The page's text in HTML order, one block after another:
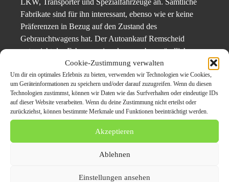
Cookie-Zustimmung verwalten
Um dir ein optimales Erlebnis zu bieten, verwenden wir Technologien wie Cookies,
um Geräteinformationen zu speichern und/oder darauf zuzugreifen. Wenn du diesen
Technologien zustimmst, können wir Daten wie das Surfverhalten oder eindeutige IDs
auf dieser Website verarbeiten. Wenn du deine Zustimmung nicht erteilst oder
zurückziehst, können bestimmte Merkmale und Funktionen beeinträchtigt werden.
Akzeptieren
Ablehnen
Einstellungen ansehen
LKW, Transporter und Spezialfahrzeuge an. Sämtliche
Fabrikate sind für ihn interessant, ebenso wie er keine
Präferenzen in Bezug auf den Zustand des
Gebrauchtwagens hat. Der Autoankauf Remscheid
unterzieht das Fahrzeug einer kurzen aber gründlichen
Untersuchung und gibt anschließend ohne Umschweife
den erzielbaren Verkaufspreis bekannt.
Pressekontaktdaten:
Ansprechpartner: Ali El Lahib